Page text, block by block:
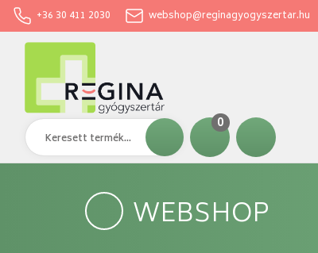
+36 30 411 2030 webshop@reginagyogyszertar.hu
0
WEBSHOP